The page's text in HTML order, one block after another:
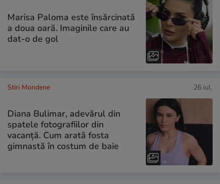
Marisa Paloma este însărcinată
a doua oară. Imaginile care au
dat-o de gol
Stiri Mondene 26 iul.
Diana Bulimar, adevărul din
spatele fotografiilor din
vacanță. Cum arată fosta
gimnastă în costum de baie